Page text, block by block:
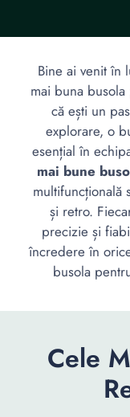
Bine ai venit în
mai buna
că ești un
explorare, o
esențial în
mai bune
multifuncțională
și retro.
precizie și
încredere în
busola
Cele